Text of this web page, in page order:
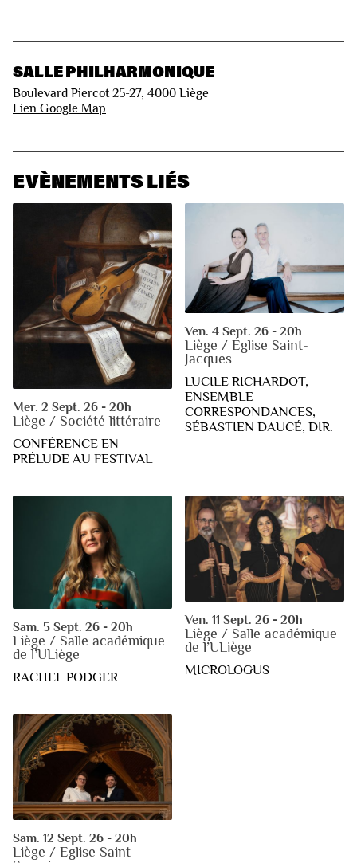
SALLE PHILHARMONIQUE
Boulevard Piercot 25-27, 4000 Liège
Lien Google Map
EVÈNEMENTS LIÉS
Mer. 2 Sept. 26 - 20h
Liège / Société littéraire
CONFÉRENCE EN
PRÉLUDE AU FESTIVAL
Ven. 4 Sept. 26 - 20h
Liège / Église Saint-
Jacques
LUCILE RICHARDOT,
ENSEMBLE
CORRESPONDANCES,
SÉBASTIEN DAUCÉ, DIR.
Sam. 5 Sept. 26 - 20h
Liège / Salle académique
de l’ULiège
RACHEL PODGER
Ven. 11 Sept. 26 - 20h
Liège / Salle académique
de l’ULiège
MICROLOGUS
Sam. 12 Sept. 26 - 20h
Liège / Eglise Saint-